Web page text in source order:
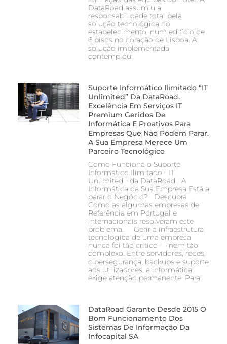
DataRoad assumiu a
responsabilidade total pela
solução tecnológica do
estabelecimento, num edifício de
6 pisos no coração de Lisboa. A
solução implementada
contemplou:
Suporte Informático Ilimitado “IT
Unlimited” Da DataRoad.
Excelência Em Serviços IT
Premium Geridos De
Informática E Proativos Para
Empresas Que Não Podem Parar.
A Sua Empresa Merece Um
Parceiro Tecnológico
Como Funciona o Suporte
Informático Ilimitado ” IT
Unlimited ” da DataRoad A
Informática da Sua Empresa Está a
parar o Negócio? Descubra
Como as algumas empresas de
Referência em Portugal e
internacionais resolveram este
problema. Gerir a infraestrutura
tecnológica de uma empresa
nunca foi tão crítico — nem tão
complexo. Entre servidores, redes,
cibersegurança, backups e suporte
aos utilizadores, a informática
exige atenção permanente. Para
DataRoad Garante Desde 2015 O
Bom Funcionamento Dos
Sistemas De Informação Da
Infocapital SA